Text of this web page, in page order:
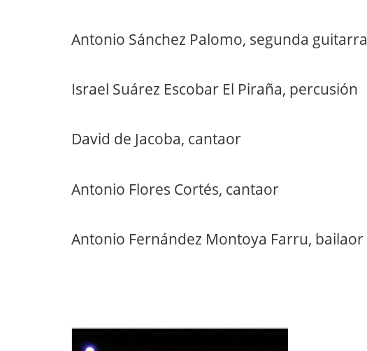
Antonio Sánchez Palomo, segunda guitarra
Israel Suárez Escobar El Piraña, percusión
David de Jacoba, cantaor
Antonio Flores Cortés, cantaor
Antonio Fernández Montoya Farru, bailaor